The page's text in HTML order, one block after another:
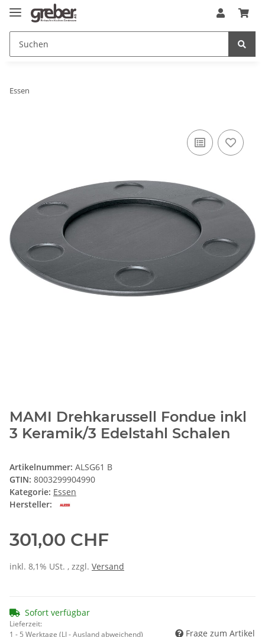
Essen
MAMI Drehkarussell Fondue inkl
3 Keramik/3 Edelstahl Schalen
Artikelnummer: ALSG61 B
GTIN: 8003299904990
Kategorie: Essen
Hersteller:
301,00 CHF
inkl. 8,1% USt. , zzgl. Versand
Sofort verfügbar
Lieferzeit:
1 - 5 Werktage (LI - Ausland abweichend) Frage zum Artikel